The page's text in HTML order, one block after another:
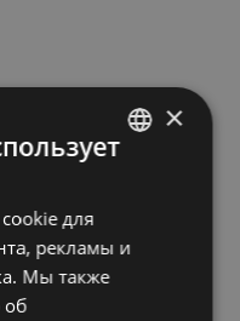
×
для
рекламы и
Мы также
об